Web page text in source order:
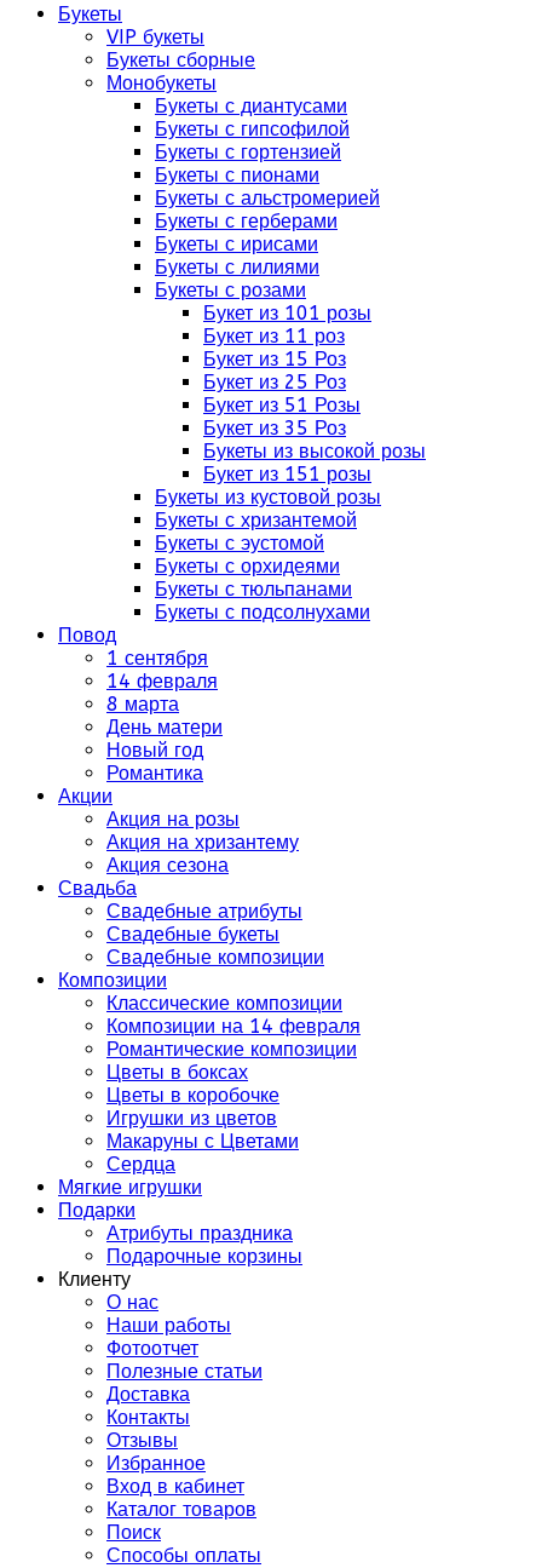
Букеты
VIP букеты
Букеты сборные
Монобукеты
Букеты с диантусами
Букеты с гипсофилой
Букеты с гортензией
Букеты с пионами
Букеты с альстромерией
Букеты с герберами
Букеты с ирисами
Букеты с лилиями
Букеты с розами
Букет из 101 розы
Букет из 11 роз
Букет из 15 Роз
Букет из 25 Роз
Букет из 51 Розы
Букет из 35 Роз
Букеты из высокой розы
Букет из 151 розы
Букеты из кустовой розы
Букеты с хризантемой
Букеты с эустомой
Букеты с орхидеями
Букеты с тюльпанами
Букеты с подсолнухами
Повод
1 сентября
14 февраля
8 марта
День матери
Новый год
Романтика
Акции
Акция на розы
Акция на хризантему
Акция сезона
Свадьба
Свадебные атрибуты
Свадебные букеты
Свадебные композиции
Композиции
Классические композиции
Композиции на 14 февраля
Романтические композиции
Цветы в боксах
Цветы в коробочке
Игрушки из цветов
Макаруны с Цветами
Сердца
Мягкие игрушки
Подарки
Атрибуты праздника
Подарочные корзины
Клиенту
О нас
Наши работы
Фотоотчет
Полезные статьи
Доставка
Контакты
Отзывы
Избранное
Вход в кабинет
Каталог товаров
Поиск
Способы оплаты